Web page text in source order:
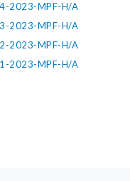
2023-MPF-H/A
2023-MPF-H/A
2023-MPF-H/A
2023-MPF-H/A